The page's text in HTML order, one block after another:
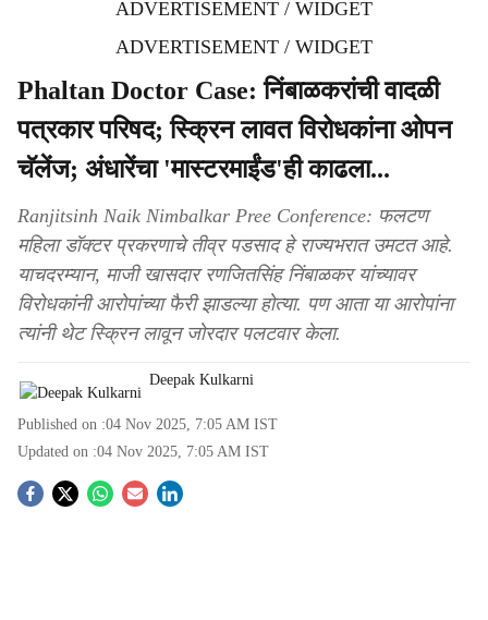
ADVERTISEMENT / WIDGET
ADVERTISEMENT / WIDGET
Phaltan Doctor Case: निंबाळकरांची वादळी
पत्रकार परिषद; स्क्रिन लावत विरोधकांना ओपन
चॅलेंज; अंधारेंचा 'मास्टरमाईंड'ही काढला...
Ranjitsinh Naik Nimbalkar Pree Conference: फलटण
महिला डॉक्टर प्रकरणाचे तीव्र पडसाद हे राज्यभरात उमटत आहे.
याचदरम्यान, माजी खासदार रणजितसिंह निंबाळकर यांच्यावर
विरोधकांनी आरोपांच्या फैरी झाडल्या होत्या. पण आता या आरोपांना
त्यांनी थेट स्क्रिन लावून जोरदार पलटवार केला.
Deepak Kulkarni
Published on :04 Nov 2025, 7:05 AM IST
Updated on :04 Nov 2025, 7:05 AM IST
S